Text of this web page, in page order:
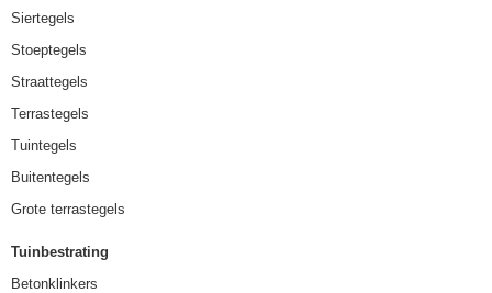
Siertegels
Stoeptegels
Straattegels
Terrastegels
Tuintegels
Buitentegels
Grote terrastegels
Tuinbestrating
Betonklinkers